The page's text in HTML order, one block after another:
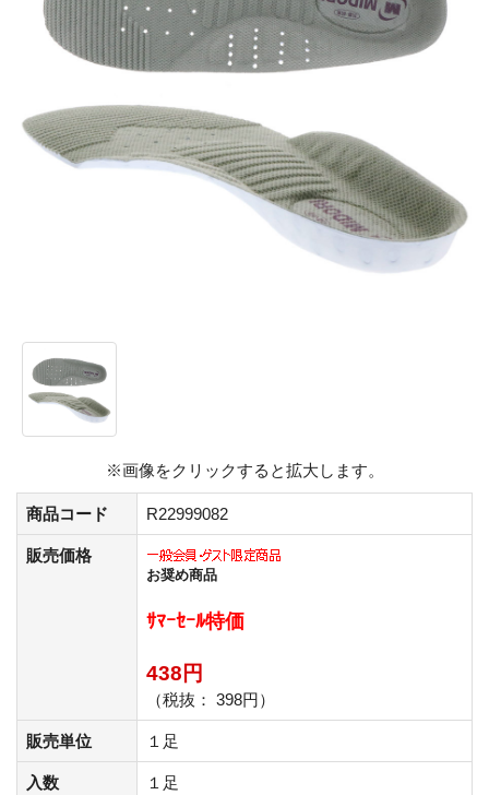
※画像をクリックすると拡大します。
商品コード R22999082
販売価格
お奨め商品
ｻﾏｰｾｰﾙ特価
438円
（税抜： 398円）
販売単位 １足
入数 １足